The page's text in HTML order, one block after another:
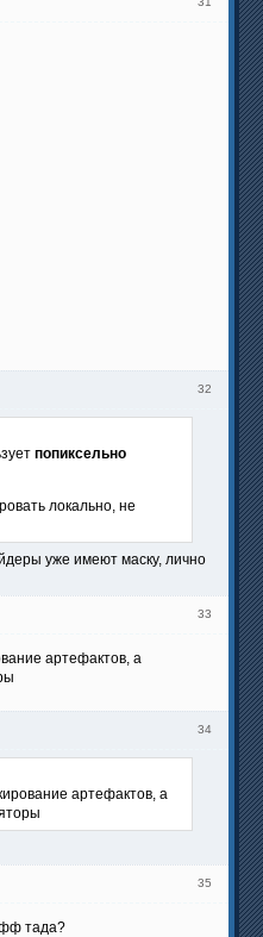
32
попиксельно
локально, не
уже имеют маску, лично
33
артефактов, а
34
артефактов, а
35
тада?